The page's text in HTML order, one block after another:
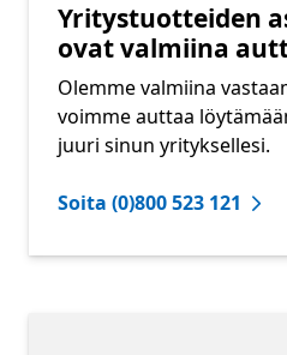
Yritystuotteiden
ovat valmiina
Olemme valmiina
voimme auttaa
juuri sinun yrityksellesi.
Soita (0)800 523 121